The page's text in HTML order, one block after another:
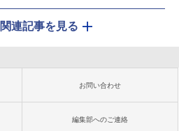
連記事を見る
お問い合わせ
編集部へのご連絡